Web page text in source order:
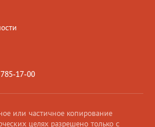
17-00
или частичное копирование
целях разрешено только с